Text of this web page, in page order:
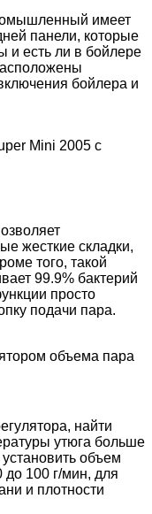
имеет
панели, которые
и есть ли в бойлере
бойлера и
жесткие складки,
того, такой
99.9% бактерий
просто
подачи пара.
найти
утюга больше
объем
100 г/мин, для
и плотности